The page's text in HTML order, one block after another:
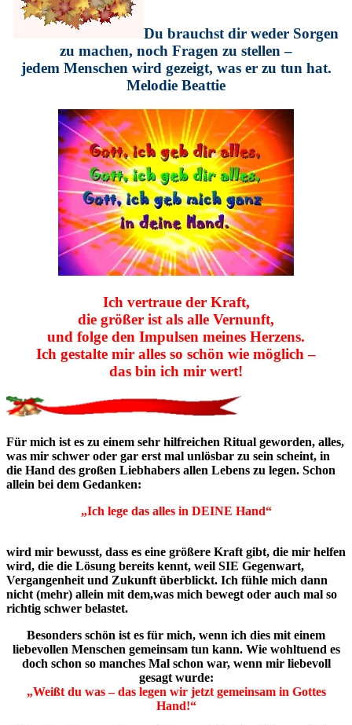
Du brauchst dir weder Sorgen
zu machen, noch Fragen zu stellen –
jedem Menschen wird gezeigt, was er zu tun hat.
Melodie Beattie
Ich vertraue der Kraft,
die größer ist als alle Vernunft,
und folge den Impulsen meines Herzens.
Ich gestalte mir alles so schön wie möglich –
das bin ich mir wert!
Für mich ist es zu einem sehr hilfreichen Ritual geworden, alles,
was mir schwer oder gar erst mal unlösbar zu sein scheint, in
die Hand des großen Liebhabers allen Lebens zu legen. Schon
allein bei dem Gedanken:
„Ich lege das alles in DEINE Hand“
wird mir bewusst, dass es eine größere Kraft gibt, die mir helfen
wird, die die Lösung bereits kennt, weil SIE Gegenwart,
Vergangenheit und Zukunft überblickt. Ich fühle mich dann
nicht (mehr) allein mit dem,was mich bewegt oder auch mal so
richtig schwer belastet.
Besonders schön ist es für mich, wenn ich dies mit einem
liebevollen Menschen gemeinsam tun kann. Wie wohltuend es
doch schon so manches Mal schon war, wenn mir liebevoll
gesagt wurde:
„Weißt du was – das legen wir jetzt gemeinsam in Gottes
Hand!“